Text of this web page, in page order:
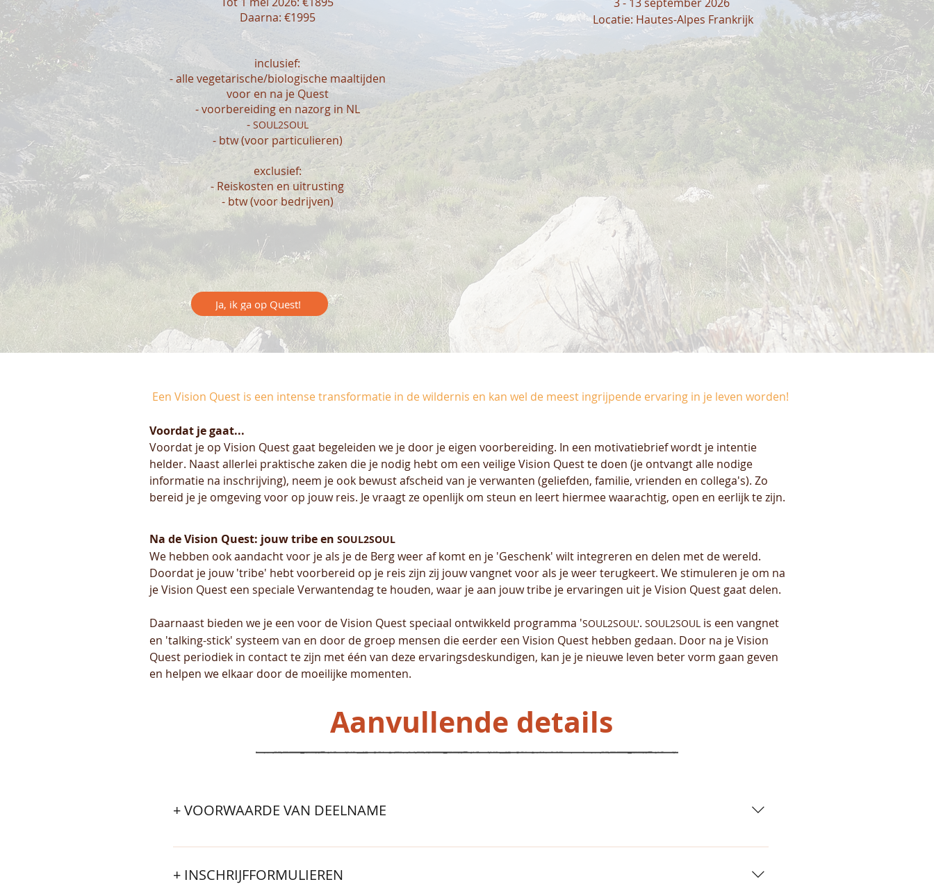
Daarna: €1995
inclusief:
- alle vegetarische/biologische maaltijden
voor en na je Quest
- voorbereiding en nazorg in NL
- SOUL2SOUL
- btw (voor particulieren)
exclusief:
- Reiskosten en uitrusting
- btw (voor bedrijven)
Locatie: Hautes-Alpes Frankrijk
Ja, ik ga op Quest!
Een Vision Quest is een intense transformatie in de wildernis en kan wel de meest ingrijpende ervaring in je leven worden!
Voordat je gaat...
Voordat je op Vision Quest gaat begeleiden we je door je eigen voorbereiding. In een motivatiebrief wordt je intentie
helder. Naast allerlei praktische zaken die je nodig hebt om een veilige Vision Quest te doen (je ontvangt alle nodige
informatie na inschrijving), neem je ook bewust afscheid van je verwanten (geliefden, familie, vrienden en collega's). Zo
bereid je je omgeving voor op jouw reis. Je vraagt ze openlijk om steun en leert hiermee waarachtig, open en eerlijk te zijn.
Na de Vision Quest: jouw tribe en SOUL2SOUL
We hebben ook aandacht voor je als je de Berg weer af komt en je 'Geschenk' wilt integreren en delen met de wereld.
Doordat je jouw 'tribe' hebt voorbereid op je reis zijn zij jouw vangnet voor als je weer terugkeert. We stimuleren je om na
je Vision Quest een speciale Verwantendag te houden, waar je aan jouw tribe je ervaringen uit je Vision Quest gaat delen.
Daarnaast bieden we je een voor de Vision Quest speciaal ontwikkeld programma 'SOUL2SOUL'. SOUL2SOUL is een vangnet
en 'talking-stick' systeem van en door de groep mensen die eerder een Vision Quest hebben gedaan. Door na je Vision
Quest periodiek in contact te zijn met één van deze ervaringsdeskundigen, kan je je nieuwe leven beter vorm gaan geven
en helpen we elkaar door de moeilijke momenten.
Aanvullende details
+ VOORWAARDE VAN DEELNAME
- Iedereen vanaf 18 jaar is welkom, mits je gezond bent van lijf en leden (bij twijfel: overleg met ons) - Na
inschrijving) - Zorg zelf voor een goede (aanvullende) reisverzekering - Lees hier de voorwaarden van deelname
+ INSCHRIJFFORMULIEREN